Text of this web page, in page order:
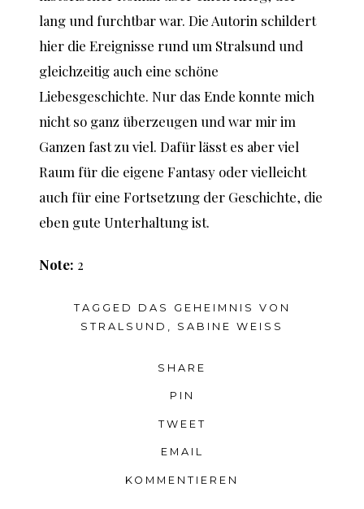
lang und furchtbar war. Die Autorin schildert
hier die Ereignisse rund um Stralsund und
gleichzeitig auch eine schöne
Liebesgeschichte. Nur das Ende konnte mich
nicht so ganz überzeugen und war mir im
Ganzen fast zu viel. Dafür lässt es aber viel
Raum für die eigene Fantasy oder vielleicht
auch für eine Fortsetzung der Geschichte, die
eben gute Unterhaltung ist.
Note: 2
TAGGED DAS GEHEIMNIS VON
STRALSUND , SABINE WEISS
SHARE
PIN
TWEET
EMAIL
KOMMENTIEREN